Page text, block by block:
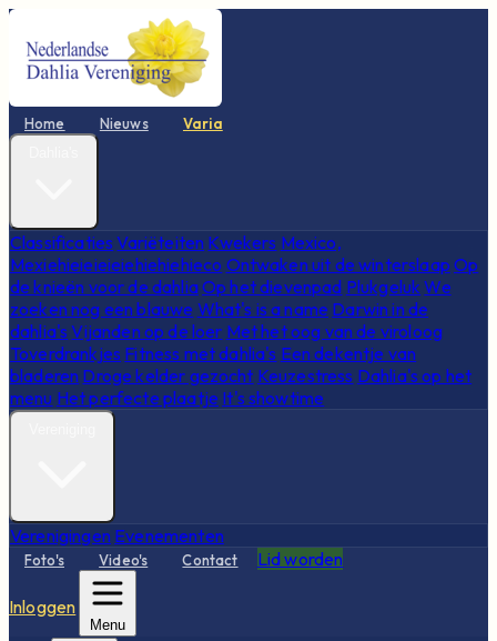
Home Nieuws Varia
Classificaties Variëteiten Kwekers Mexico,
Mexiehieieieieiehiehiehieco Ontwaken uit de winterslaap Op
de knieën voor de dahliaOp het dievenpad Plukgeluk We
zoeken nog een blauwe What's is a name Darwin in de
dahlia's Vijanden op de loer Met het oog van de viroloog
Toverdrankjes Fitness met dahlia's Een dekentje van
bladeren Droge kelder gezocht Keuzestress Dahlia's op het
menu Het perfecte plaatje It's showtime
Verenigingen Evenementen
Foto's Video's Contact Lid worden
Inloggen
Menu